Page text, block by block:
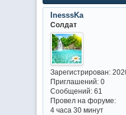
InesssKa
Солдат
Зарегистрирован:
Приглашений:0
Сообщений:61
Провел на форуме:
4 часа 30 минут